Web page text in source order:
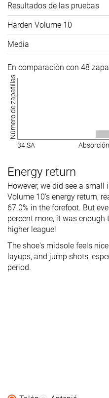
Resultados de las pruebas
Harden Volume 10
Media
En comparación con 48
Número de zapatillas
34 SA
Energy return
However, we did see a
Volume 10's energy return,
67.0% in the forefoot. But
percent more, it was
higher league!
The shoe's midsole feels
layups, and jump shots,
period.